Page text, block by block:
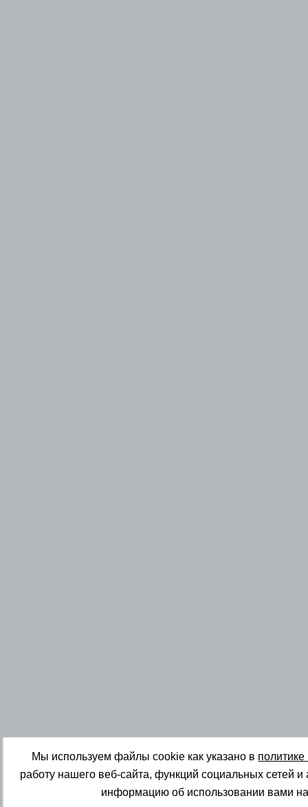
Мы используем файлы cookie как указано в
работу нашего веб-сайта, функций социальных сетей
информацию об использовании вами